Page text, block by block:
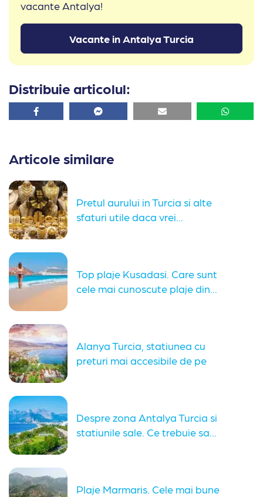
vacante Antalya!
Vacante in Antalya Turcia
Distribuie articolul:
Facebook Facebook Email
Articole similare
Pretul aurului in Turcia si alte
sfaturi utile daca vrei...
Top plaje Kusadasi. Care sunt
cele mai cunoscute plaje din...
Alanya Turcia, statiunea cu
preturi mai accesibile de pe
Despre zona Antalya Turcia si
statiunile sale. Ce trebuie sa...
Plaje Marmaris. Cele mai bune